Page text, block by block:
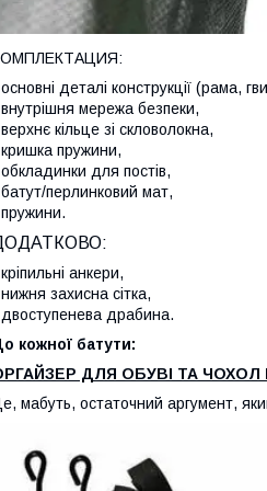
деталі конструкції (рама,
мережа безпеки,
кільце зі скловолокна,
пружини,
для постів,
перлинковий мат,
анкери,
захисна сітка,
драбина.
кожної батути:
ДЛЯ ОБУВІ ТА
мабуть, остаточний аргумент,